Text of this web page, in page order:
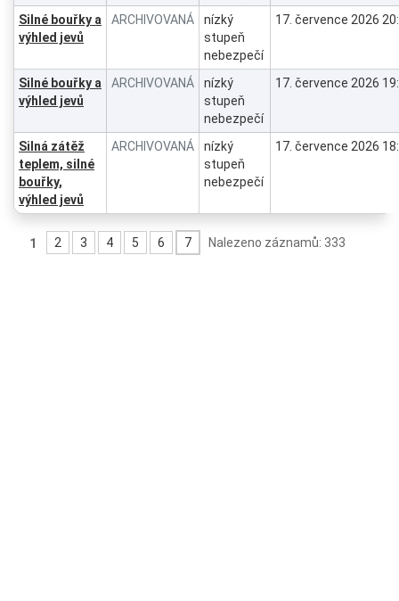
Silné bouřky a
výhled jevů
ARCHIVOVANÁ
nízký
stupeň
nebezpečí
17. července 2026
Silné bouřky a
výhled jevů
ARCHIVOVANÁ
nízký
stupeň
nebezpečí
17. července 2026
Silná zátěž
teplem, silné
bouřky,
výhled jevů
ARCHIVOVANÁ
nízký
stupeň
nebezpečí
17. července 2026
1 2 3 4 5 6 7 Nalezeno záznamů: 333